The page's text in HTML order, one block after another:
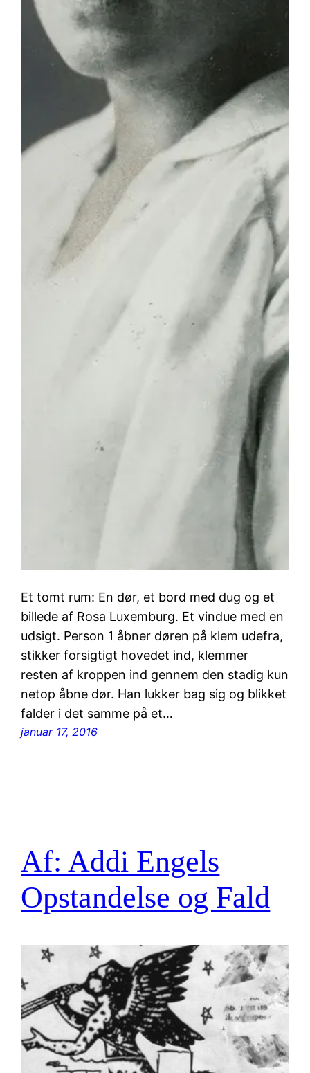
Et tomt rum: En dør, et bord med dug og et
billede af Rosa Luxemburg. Et vindue med en
udsigt. Person 1 åbner døren på klem udefra,
stikker forsigtigt hovedet ind, klemmer
resten af kroppen ind gennem den stadig kun
netop åbne dør. Han lukker bag sig og blikket
falder i det samme på et…
januar 17, 2016
Af: Addi Engels
Opstandelse og Fald